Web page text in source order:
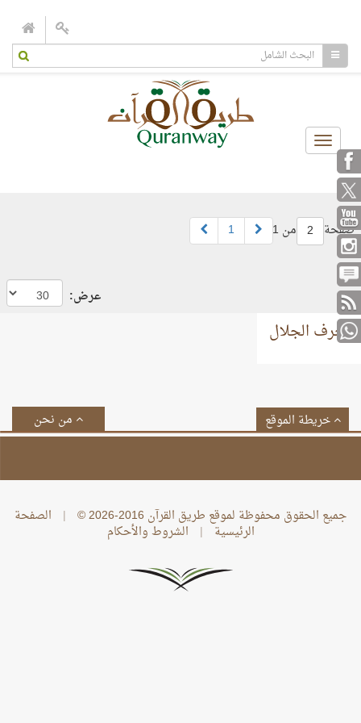
Toggle
navigation
صفحة 2 من 1 1
عرض:
أحرف الجلال
من نحن خريطة الموقع
جميع الحقوق محفوظة لموقع طريق القرآن 2016-2026 © | الصفحة
الرئيسية | الشروط والأحكام